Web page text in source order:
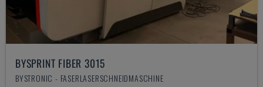
BYSPRINT FIBER 3015
BYSTRONIC - FASERLASERSCHNEIDMASCHINE